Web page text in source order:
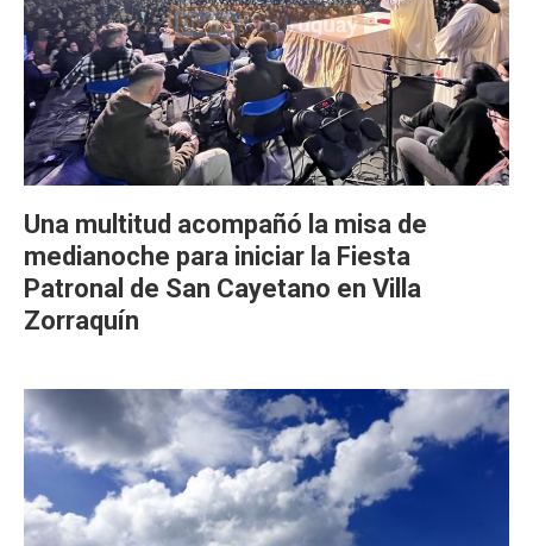
Una multitud acompañó la misa de
medianoche para iniciar la Fiesta
Patronal de San Cayetano en Villa
Zorraquín